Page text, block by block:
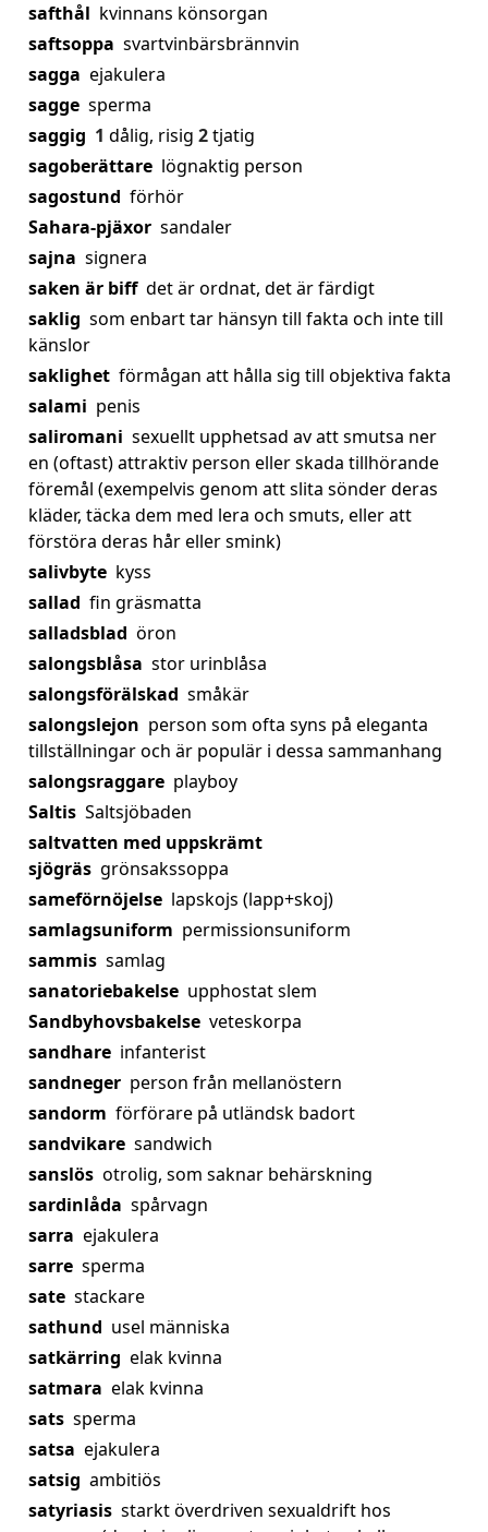
safthål kvinnans könsorgan
saftsoppa svartvinbärsbrännvin
sagga ejakulera
sagge sperma
saggig 1 dålig, risig 2tjatig
sagoberättare lögnaktig person
sagostund förhör
Sahara-pjäxor sandaler
sajna signera
saken är biff det är ordnat, det är färdigt
saklig som enbart tar hänsyn till fakta och inte till
känslor
saklighet förmågan att hålla sig till objektiva fakta
salami penis
saliromani sexuellt upphetsad av att smutsa ner
en (oftast) attraktiv person eller skada tillhörande
föremål (exempelvis genom att slita sönder deras
kläder, täcka dem med lera och smuts, eller att
förstöra deras hår eller smink)
salivbyte kyss
sallad fin gräsmatta
salladsblad öron
salongsblåsa stor urinblåsa
salongsförälskad småkär
salongslejon person som ofta syns på eleganta
tillställningar och är populär i dessa sammanhang
salongsraggare playboy
Saltis Saltsjöbaden
saltvatten med uppskrämt
sjögräs grönsakssoppa
sameförnöjelse lapskojs (lapp+skoj)
samlagsuniform permissionsuniform
sammis samlag
sanatoriebakelse upphostat slem
Sandbyhovsbakelse veteskorpa
sandhare infanterist
sandneger person från mellanöstern
sandorm förförare på utländsk badort
sandvikare sandwich
sanslös otrolig, som saknar behärskning
sardinlåda spårvagn
sarra ejakulera
sarre sperma
sate stackare
sathund usel människa
satkärring elak kvinna
satmara elak kvinna
sats sperma
satsa ejakulera
satsig ambitiös
satyriasis starkt överdriven sexualdrift hos